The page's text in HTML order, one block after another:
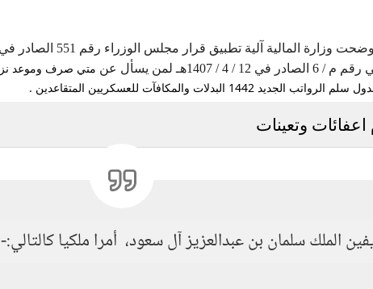
لمن يسأل عن
والمكافآت للعسكريين المتقاعدين .
اعفائات وتعينات
الملك سلمان بن عبدالعزيز آل سعود، أمرا ملكيا كالتالي:-